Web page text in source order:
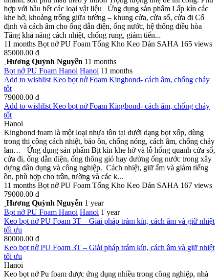
hợp với hầu hết các loại vật liệu Ứng dụng sản phẩm Lấp kín các
khe hở, khoảng trống giữa tường – khung cửa, cửa sổ, cửa đi Cố
định và cách âm cho ống dẫn điện, ống nước, hệ thống điều hòa
Tăng khả năng cách nhiệt, chống rung, giảm tiến...
11 months Bọt nở PU Foam Tổng Kho Keo Dán SAHA 165 views
85000.00 đ
Hương Quỳnh Nguyễn 11 months
Bọt nở PU Foam Hanoi Hanoi 11 months
Add to wishlist Keo bọt nở Foam Kingbond- cách âm, chống cháy
tốt
79000.00 đ
Add to wishlist Keo bọt nở Foam Kingbond- cách âm, chống cháy
tốt
Hanoi
Kingbond foam là một loại nhựa tồn tại dưới dạng bọt xốp, dùng
trong thi công cách nhiệt, bảo ôn, chống nóng, cách âm, chống cháy
lan… Ứng dụng sản phẩm Bịt kín khe hở và lỗ hổng quanh cửa sổ,
cửa đi, ống dẫn điện, ống thông gió hay đường ống nước trong xây
dựng dân dụng và công nghiệp. Cách nhiệt, giữ ấm và giảm tiếng
ồn, phù hợp cho trần, tường và các k...
11 months Bọt nở PU Foam Tổng Kho Keo Dán SAHA 167 views
79000.00 đ
Hương Quỳnh Nguyễn 1 year
Bọt nở PU Foam Hanoi Hanoi 1 year
Keo bọt nở PU Foam 3T – Giải pháp trám kín, cách âm và giữ nhiệt
tối ưu
80000.00 đ
Keo bọt nở PU Foam 3T – Giải pháp trám kín, cách âm và giữ nhiệt
tối ưu
Hanoi
Keo bọt nở Pu foam được ứng dụng nhiều trong công nghiệp, nhà